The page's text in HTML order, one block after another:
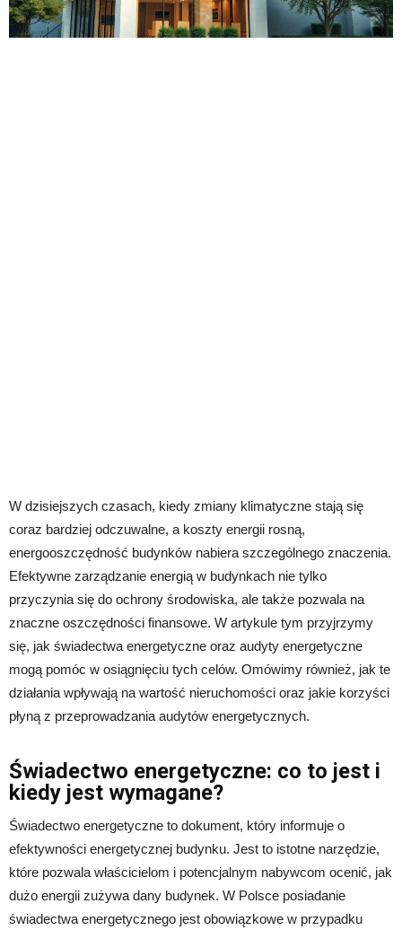
W dzisiejszych czasach, kiedy zmiany klimatyczne stają się
coraz bardziej odczuwalne, a koszty energii rosną,
energooszczędność budynków nabiera szczególnego znaczenia.
Efektywne zarządzanie energią w budynkach nie tylko
przyczynia się do ochrony środowiska, ale także pozwala na
znaczne oszczędności finansowe. W artykule tym przyjrzymy
się, jak świadectwa energetyczne oraz audyty energetyczne
mogą pomóc w osiągnięciu tych celów. Omówimy również, jak te
działania wpływają na wartość nieruchomości oraz jakie korzyści
płyną z przeprowadzania audytów energetycznych.
Świadectwo energetyczne: co to jest i
kiedy jest wymagane?
Świadectwo energetyczne to dokument, który informuje o
efektywności energetycznej budynku. Jest to istotne narzędzie,
które pozwala właścicielom i potencjalnym nabywcom ocenić, jak
dużo energii zużywa dany budynek. W Polsce posiadanie
świadectwa energetycznego jest obowiązkowe w przypadku